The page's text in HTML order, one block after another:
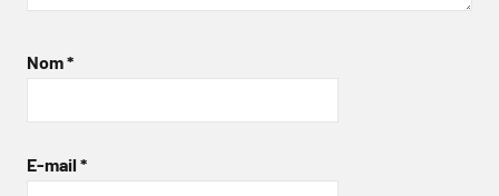
Nom*
E-mail *